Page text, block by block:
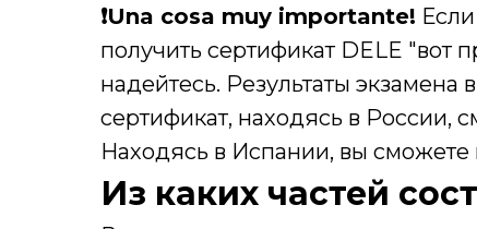
❗️Una cosa muy importante!
получить сертификат DELE "вот
надейтесь. Результаты экзамена
сертификат, находясь в России,
Находясь в Испании, вы сможете
Из каких частей